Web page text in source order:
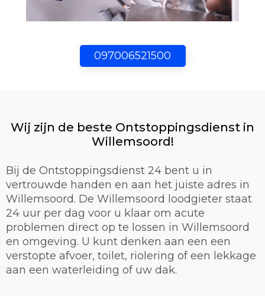
097006521500
Wij zijn de beste Ontstoppingsdienst in
Willemsoord!
Bij de Ontstoppingsdienst 24 bent u in
vertrouwde handen en aan het juiste adres in
Willemsoord. De Willemsoord loodgieter staat
24 uur per dag voor u klaar om acute
problemen direct op te lossen in Willemsoord
en omgeving. U kunt denken aan een een
verstopte afvoer, toilet, riolering of een lekkage
aan een waterleiding of uw dak.